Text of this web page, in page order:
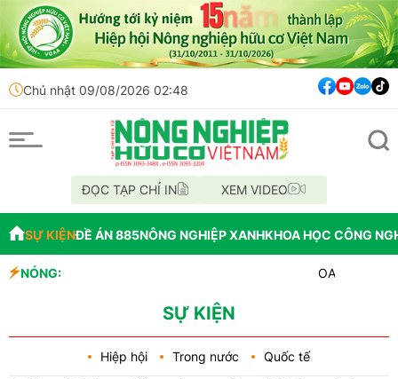
Chủ nhật 09/08/2026 02:48
ĐỌC TẠP CHÍ IN XEM VIDEO
SỰ KIỆNĐỀ ÁN 885NÔNG NGHIỆP XANHKHOA HỌC CÔNG
NÓNG:
OAU đưa nhà máy
SỰ KIỆN
Hiệp hội Trong nước Quốc tế